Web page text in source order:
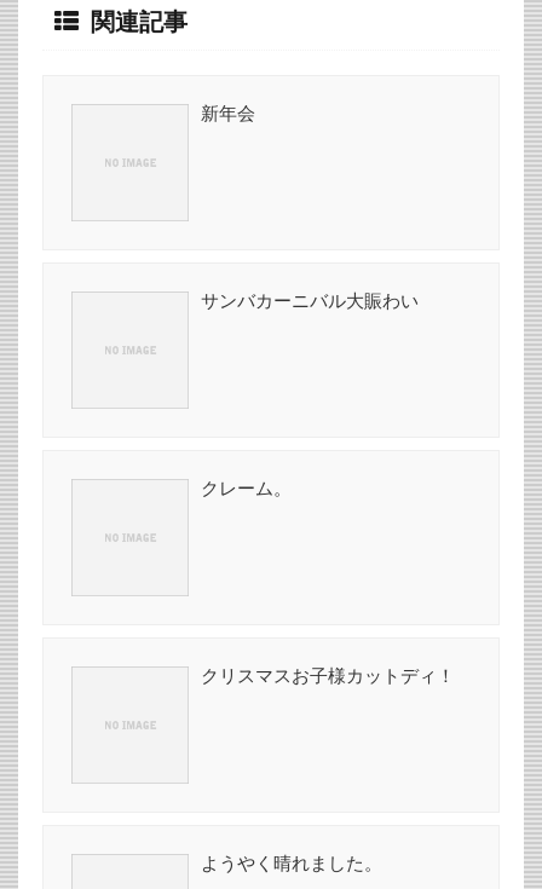
関連記事
新年会
サンバカーニバル大賑わい
クレーム。
クリスマスお子様カットディ！
ようやく晴れました。